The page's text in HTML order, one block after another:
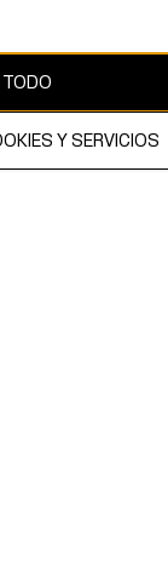
copyright y es
TODO
Y SERVICIOS